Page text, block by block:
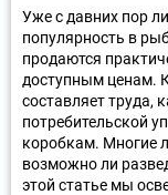
Уже с давних пор
популярность в
продаются
доступным ценам.
составляет труда,
потребительской
коробкам. Многие
возможно ли
этой статье мы